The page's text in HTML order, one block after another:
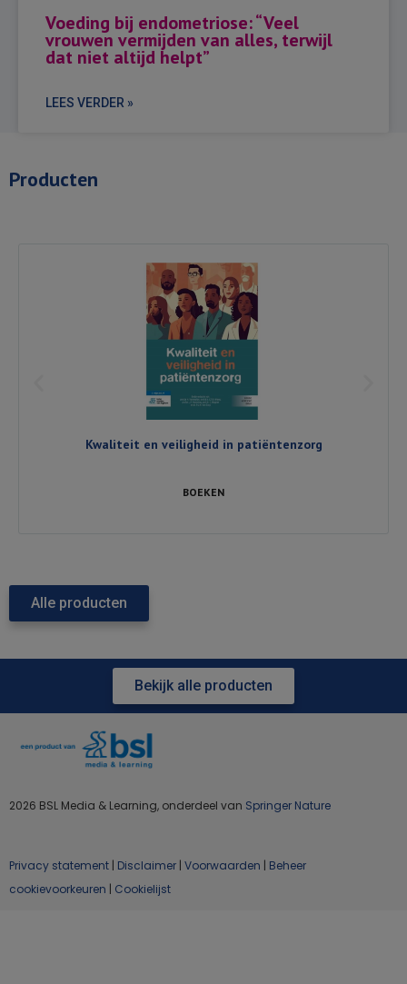
Voeding bij endometriose: “Veel
vrouwen vermijden van alles, terwijl
dat niet altijd helpt”
LEES VERDER »
Producten
Kwaliteit en veiligheid in patiëntenzorg
BOEKEN
Alle producten
Bekijk alle producten
2026 BSL Media & Learning, onderdeel van Springer Nature
Privacy statement | Disclaimer | Voorwaarden | Beheer
cookievoorkeuren | Cookielijst